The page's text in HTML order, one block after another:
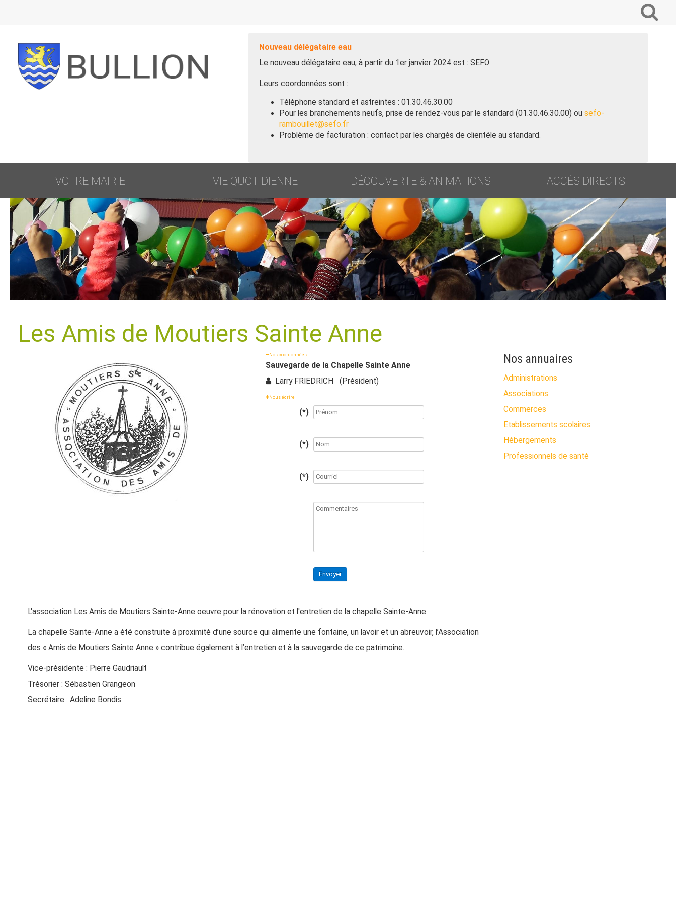
Que
voulez-
Nouveau délégataire eau
Le nouveau délégataire eau, à partir du 1er janvier 2024 est : SEFO
Leurs coordonnées sont :
Téléphone standard et astreintes : 01.30.46.30.00
Pour les branchements neufs, prise de rendez-vous par le standard (01.30.46.30.00) ou sefo-
rambouillet@sefo.fr
Problème de facturation : contact par les chargés de clientéle au standard.
VOTRE MAIRIE VIE QUOTIDIENNE DÉCOUVERTE & ANIMATIONS ACCÈS DIRECTS
Les Amis de Moutiers Sainte Anne
Nos coordonnées
Sauvegarde de la Chapelle Sainte Anne
Larry FRIEDRICH (Président)
Nous écrire
(*)
(*)
(*)
Envoyer
L'association Les Amis de Moutiers Sainte-Anne oeuvre pour la rénovation et l'entretien de la chapelle Sainte-Anne.
La chapelle Sainte-Anne a été construite à proximité d’une source qui alimente une fontaine, un lavoir et un abreuvoir, l’Association
des « Amis de Moutiers Sainte Anne » contribue également à l’entretien et à la sauvegarde de ce patrimoine.
Vice-présidente : Pierre Gaudriault
Trésorier : Sébastien Grangeon
Secrétaire : Adeline Bondis
Nos annuaires
Administrations
Associations
Commerces
Etablissements scolaires
Hébergements
Professionnels de santé